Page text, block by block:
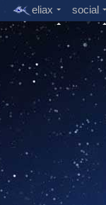
eliax social